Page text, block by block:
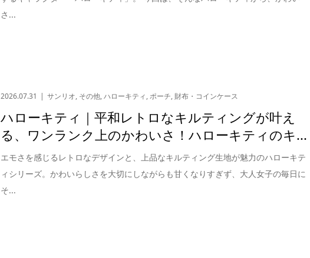
さ...
2026.07.31 サンリオ, その他,ハローキティ,ポーチ, 財布・コインケース
ハローキティ｜平和レトロなキルティングが叶え
る、ワンランク上のかわいさ！ハローキティのキ...
エモさを感じるレトロなデザインと、上品なキルティング生地が魅力のハローキテ
ィシリーズ。かわいらしさを大切にしながらも甘くなりすぎず、大人女子の毎日に
そ...